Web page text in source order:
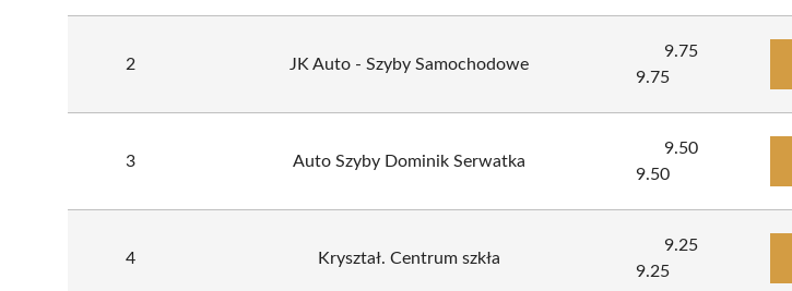
2 JK Auto - Szyby Samochodowe
9.75
9.75
3 Auto Szyby Dominik Serwatka
9.50
9.50
4 Kryształ. Centrum szkła
9.25
9.25